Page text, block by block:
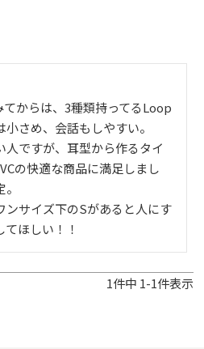
てからは、3種類持ってるLoop
さめ、会話もしやすい。
人ですが、耳型から作るタイ
の快適な商品に満足しまし
ンサイズ下のSがあると人にす
ほしい！！
1件中 1-1件表示